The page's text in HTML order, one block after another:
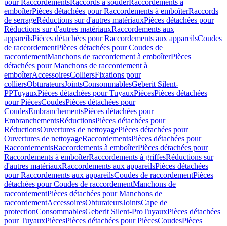
pour RaccordementsRaccords à souderRaccordements à
emboîterPièces détachées pour Raccordements à emboîterRaccords
de serrageRéductions sur d'autres matériauxPièces détachées pour
Réductions sur d'autres matériauxRaccordements aux
appareilsPièces détachées pour Raccordements aux appareilsCoudes
de raccordementPièces détachées pour Coudes de
raccordementManchons de raccordement à emboîterPièces
détachées pour Manchons de raccordement à
emboîterAccessoiresColliersFixations pour
colliersObturateursJointsConsommablesGeberit Silent-
PPTuyauxPièces détachées pour TuyauxPiècesPièces détachées
pour PiècesCoudesPièces détachées pour
CoudesEmbranchementsPièces détachées pour
EmbranchementsRéductionsPièces détachées pour
RéductionsOuvertures de nettoyagePièces détachées pour
Ouvertures de nettoyageRaccordementsPièces détachées pour
RaccordementsRaccordements à emboîterPièces détachées pour
Raccordements à emboîterRaccordements à griffesRéductions sur
d'autres matériauxRaccordements aux appareilsPièces détachées
pour Raccordements aux appareilsCoudes de raccordementPièces
détachées pour Coudes de raccordementManchons de
raccordementPièces détachées pour Manchons de
raccordementAccessoiresObturateursJointsCape de
protectionConsommablesGeberit Silent-ProTuyauxPièces détachées
pour TuyauxPiècesPièces détachées pour PiècesCoudesPièces